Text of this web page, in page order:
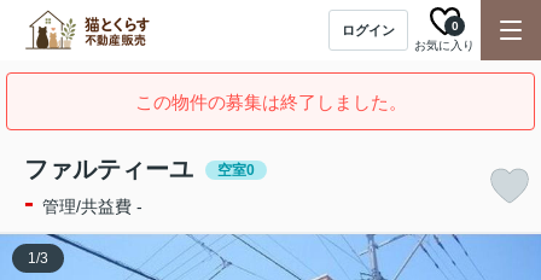
ログイン
お気に入り
0
この物件の募集は終了しました。
ファルティーユ 空室0
- 管理/共益費 -
1/3